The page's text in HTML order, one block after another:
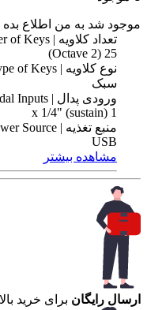
موجود شد به من اطلاع بده
تعداد کلاویه | Number of Keys
25 (2 Octave)
نوع کلاویه | Type of Keys
سبک
ورودی پدال | Pedal Inputs
1 x 1/4" (sustain)
منبع تغذیه | Power Source
USB
مشاهده بیشتر
ارسال رایگان برای خرید بالای ۱۰,۰۰۰,۰۰۰